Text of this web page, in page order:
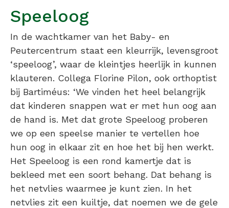
Speeloog
In de wachtkamer van het Baby- en
Peutercentrum staat een kleurrijk, levensgroot
‘speeloog’, waar de kleintjes heerlijk in kunnen
klauteren. Collega Florine Pilon, ook orthoptist
bij Bartiméus: ‘We vinden het heel belangrijk
dat kinderen snappen wat er met hun oog aan
de hand is. Met dat grote Speeloog proberen
we op een speelse manier te vertellen hoe
hun oog in elkaar zit en hoe het bij hen werkt.
Het Speeloog is een rond kamertje dat is
bekleed met een soort behang. Dat behang is
het netvlies waarmee je kunt zien. In het
netvlies zit een kuiltje, dat noemen we de gele